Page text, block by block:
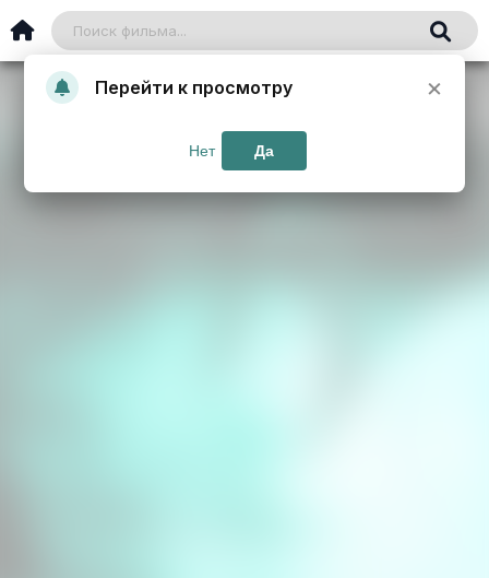
Перейти к просмотру ×
Нет Да